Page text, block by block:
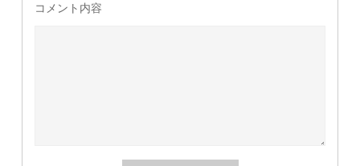
コメント内容